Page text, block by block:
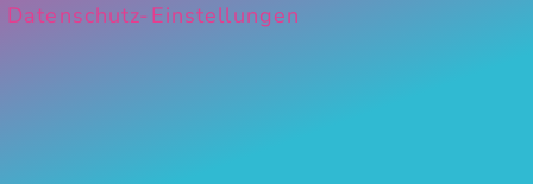
Datenschutz-Einstellungen